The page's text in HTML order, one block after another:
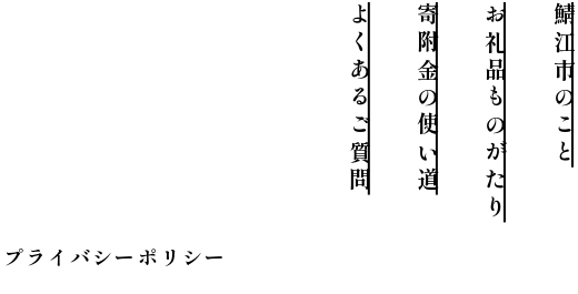
鯖江市のこと
お礼品ものがたり
寄附金の使い道
よくあるご質問
プライバシーポリシー